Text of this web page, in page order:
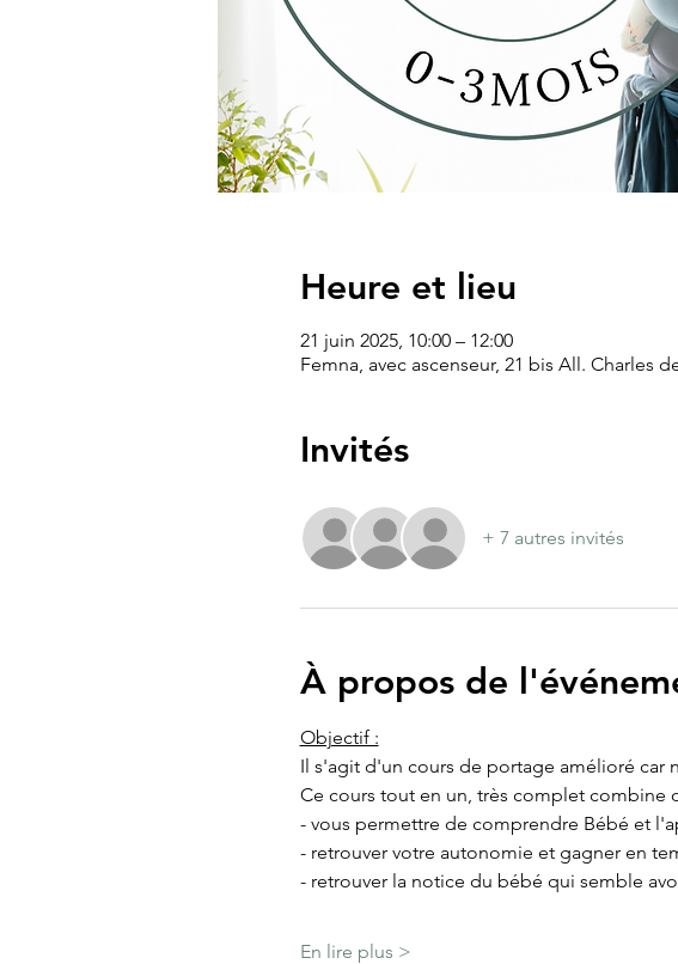
Heure et lieu
21 juin 2025, 10:00 – 12:00
Femna, avec ascenseur, 21 bis All. Charles
Invités
+ 7 autres invités
À propos de
Objectif :
Il s'agit d'un cours de portage amélioré car
Ce cours tout en un, très complet combine
- vous permettre de comprendre Bébé et
- retrouver votre autonomie et gagner en
- retrouver la notice du bébé qui semble
En lire plus >